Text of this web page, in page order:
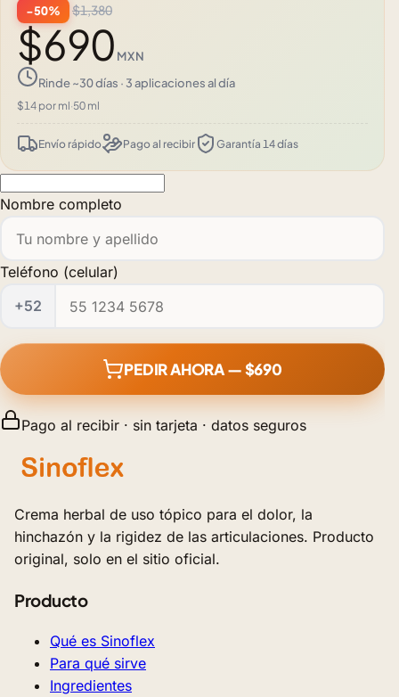
−50% $1,380
$690 MXN
Rinde ~30 días · 3 aplicaciones al día
$14 por ml·50 ml
Envío rápido Pago al recibir Garantía 14 días
Nombre completo
Teléfono (celular)
+52
PEDIR AHORA — $690
Pago al recibir · sin tarjeta · datos seguros
Crema herbal de uso tópico para el dolor, la
hinchazón y la rigidez de las articulaciones. Producto
original, solo en el sitio oficial.
Producto
Qué es Sinoflex
Para qué sirve
Ingredientes